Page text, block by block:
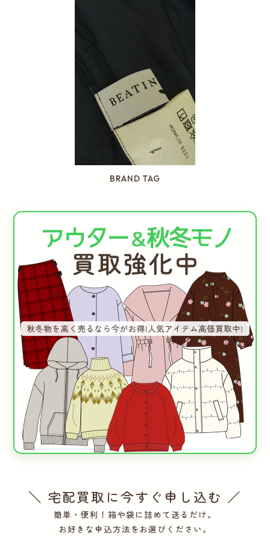
BRAND TAG
＼ 宅配買取に今すぐ申し込む ／
簡単・便利！箱や袋に詰めて送るだけ。
お好きな申込方法をお選びください。